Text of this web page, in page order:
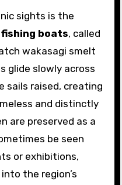
sights is the
boats, called
wakasagi smelt
glide slowly across
sails raised, creating
and distinctly
are preserved as a
be seen
or exhibitions,
the region’s